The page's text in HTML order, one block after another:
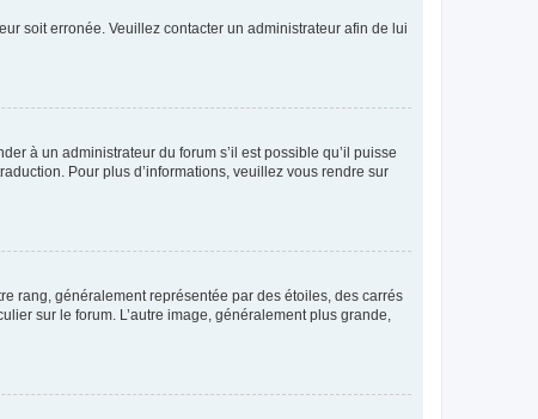
soit erronée. Veuillez contacter un administrateur afin de lui
à un administrateur du forum s’il est possible qu’il puisse
Pour plus d’informations, veuillez vous rendre sur
rang, généralement représentée par des étoiles, des carrés
sur le forum. L’autre image, généralement plus grande,